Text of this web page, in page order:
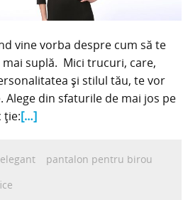
vine vorba despre cum să te
suplă. Mici trucuri, care,
și stilul tău, te vor
Alege din sfaturile de mai jos pe
ție:[…]
pantalon pentru birou